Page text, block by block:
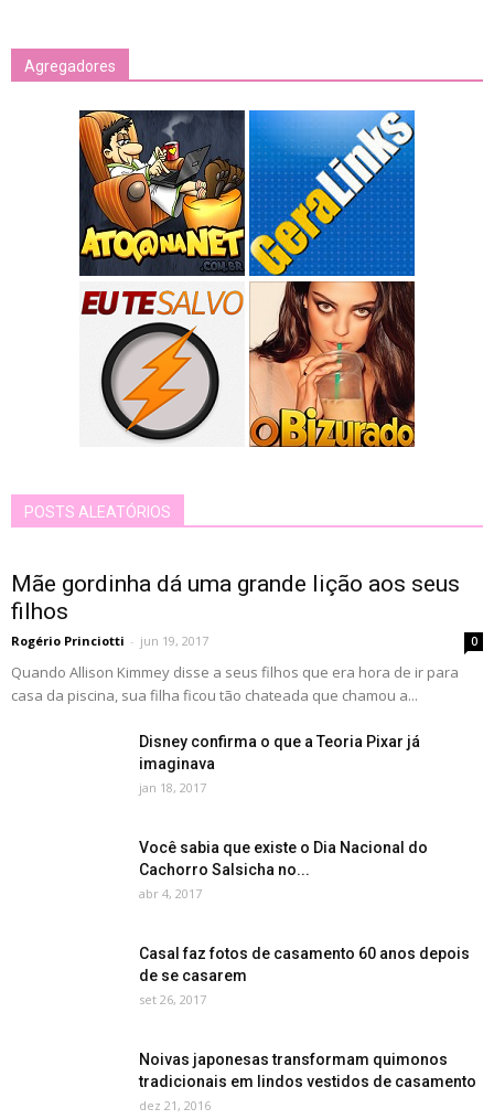
Agregadores
POSTS ALEATÓRIOS
Mãe gordinha dá uma grande lição aos seus
filhos
Rogério Princiotti - jun 19, 2017 0
Quando Allison Kimmey disse a seus filhos que era hora de ir para
casa da piscina, sua filha ficou tão chateada que chamou a...
Disney confirma o que a Teoria Pixar já
imaginava
jan 18, 2017
Você sabia que existe o Dia Nacional do
Cachorro Salsicha no...
abr 4, 2017
Casal faz fotos de casamento 60 anos depois
de se casarem
set 26, 2017
Noivas japonesas transformam quimonos
tradicionais em lindos vestidos de casamento
dez 21, 2016